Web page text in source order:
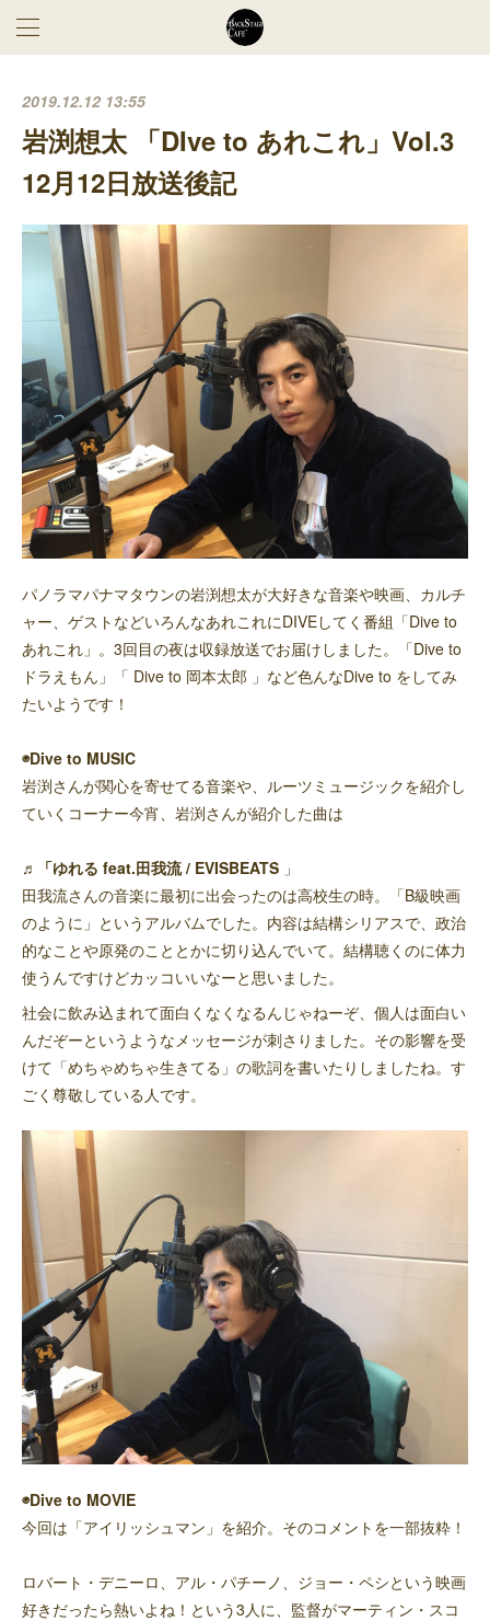
2019.12.12 13:55
岩渕想太 「DIve to あれこれ」Vol.3
12月12日放送後記
パノラマパナマタウンの岩渕想太が大好きな音楽や映画、カルチ
ャー、ゲストなどいろんなあれこれにDIVEしてく番組「Dive to
あれこれ」。3回目の夜は収録放送でお届けしました。「Dive to
ドラえもん」「 Dive to 岡本太郎 」など色んなDive to をしてみ
たいようです！
◉Dive to MUSIC
岩渕さんが関心を寄せてる音楽や、ルーツミュージックを紹介し
ていくコーナー今宵、岩渕さんが紹介した曲は
♬「ゆれる feat.田我流 / EVISBEATS 」
田我流さんの音楽に最初に出会ったのは高校生の時。「B級映画
のように」というアルバムでした。内容は結構シリアスで、政治
的なことや原発のこととかに切り込んでいて。結構聴くのに体力
使うんですけどカッコいいなーと思いました。
社会に飲み込まれて面白くなくなるんじゃねーぞ、個人は面白い
んだぞーというようなメッセージが刺さりました。その影響を受
けて「めちゃめちゃ生きてる」の歌詞を書いたりしましたね。す
ごく尊敬している人です。
◉Dive to MOVIE
今回は「アイリッシュマン」を紹介。そのコメントを一部抜粋！
ロバート・デニーロ、アル・パチーノ、ジョー・ペシという映画
好きだったら熱いよね！という3人に、監督がマーティン・スコ